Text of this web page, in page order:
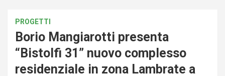
PROGETTI
Borio Mangiarotti presenta
“Bistolfi 31” nuovo complesso
residenziale in zona Lambrate a